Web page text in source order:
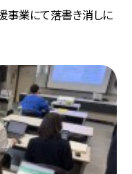
事業にて落書き消しに